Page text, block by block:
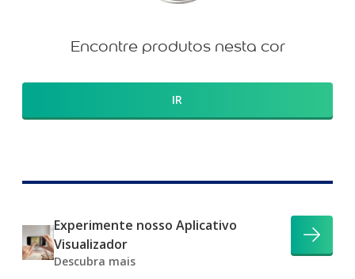
Encontre produtos nesta cor
IR
Experimente nosso Aplicativo
Visualizador
Descubra mais